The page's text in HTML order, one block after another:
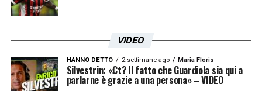
Le prime pagine dei principali quotidiani sportivi - 24
agosto 25
VIDEO
HANNO DETTO 2 settimane ago Maria Floris
Silvestrin: «Ct? Il fatto che Guardiola sia qui a
parlarne è grazie a una persona» – VIDEO